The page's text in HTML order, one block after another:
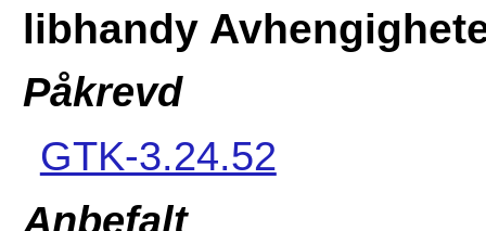
libhandy
Påkrevd
GTK-3.24.52
Anbefalt